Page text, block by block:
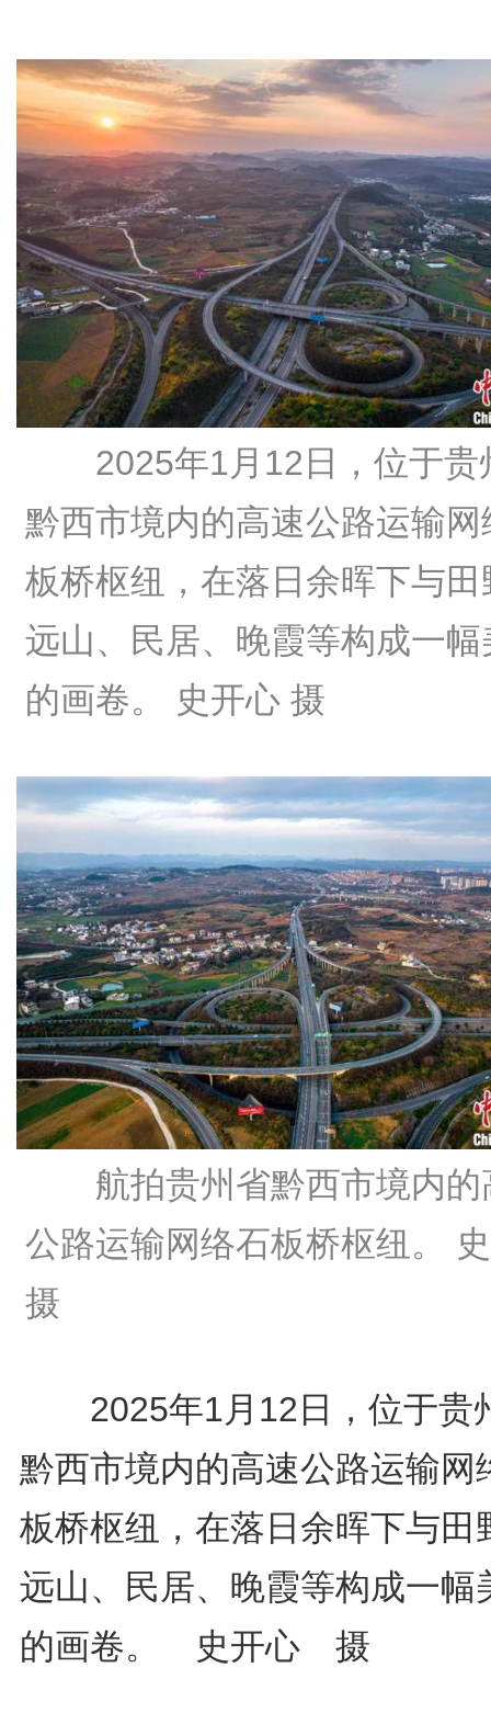
2025年1月12日，位于贵
黔西市境内的高速公路运输网
板桥枢纽，在落日余晖下与田
远山、民居、晚霞等构成一幅
的画卷。 史开心 摄
航拍贵州省黔西市境内的
公路运输网络石板桥枢纽。
摄
2025年1月12日，位于贵
黔西市境内的高速公路运输网
板桥枢纽，在落日余晖下与田
远山、民居、晚霞等构成一幅
的画卷。 史开心 摄